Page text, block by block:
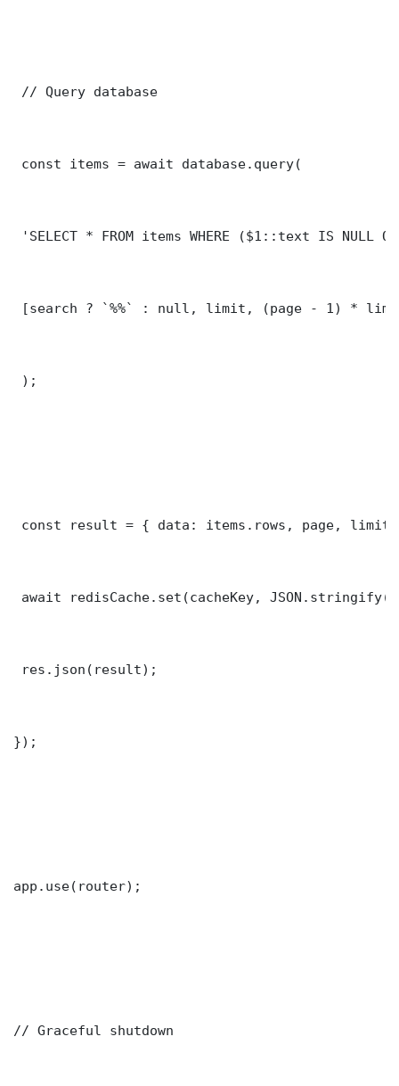
// Query database
const items = await database.query(
'SELECT * FROM items WHERE ($1::text IS NULL
[search ? `%%` : null, limit, (page - 1) *
);
const result = { data: items.rows, page,
await redisCache.set(cacheKey,
res.json(result);
});
app.use(router);
// Graceful shutdown